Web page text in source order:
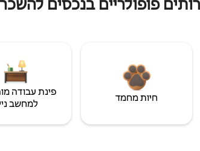
פופולריים בנכסים
חיות מחמד
פינת עבודה
למחשב